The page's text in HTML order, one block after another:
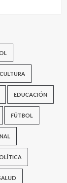
CULTURA
EDUCACIÓN
FÚTBOL